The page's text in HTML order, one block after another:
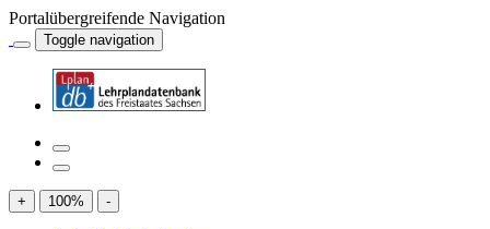
Portalübergreifende Navigation
Toggle navigation
+ 100% -